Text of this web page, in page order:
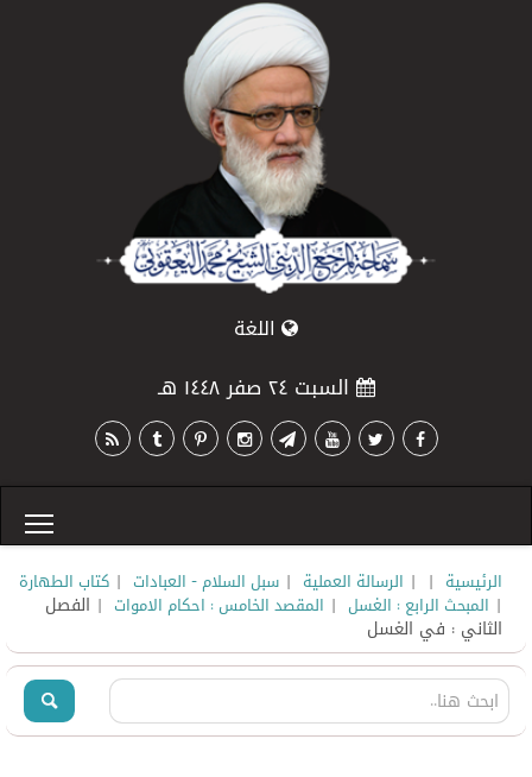
اللغة
السبت ٢٤ صفر ١٤٤٨ هـ
الرئيسية |
| الرسالة العملية | سبل السلام - العبادات | كتاب الطهارة
| المبحث الرابع : الغسل | المقصد الخامس : احكام الاموات | الفصل
الثاني : في الغسل